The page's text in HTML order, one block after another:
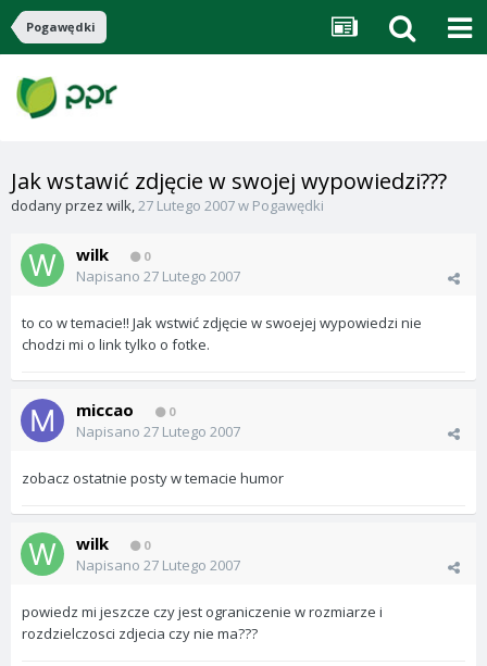
Pogawędki
Jak wstawić zdjęcie w swojej wypowiedzi???
dodany przez wilk,27 Lutego 2007w Pogawędki
wilk 0
Napisano 27 Lutego 2007
to co w temacie!! Jak wstwić zdjęcie w swoejej wypowiedzi nie
chodzi mi o link tylko o fotke.
miccao 0
Napisano 27 Lutego 2007
zobacz ostatnie posty w temacie humor
wilk 0
Napisano 27 Lutego 2007
powiedz mi jeszcze czy jest ograniczenie w rozmiarze i
rozdzielczosci zdjecia czy nie ma???